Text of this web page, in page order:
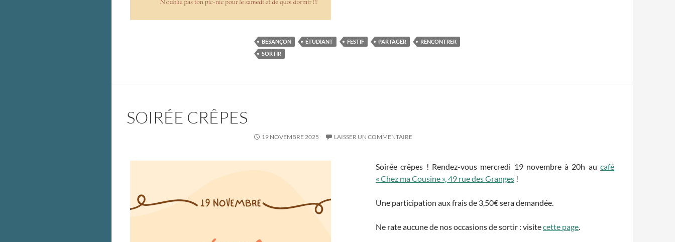
BESANÇON ÉTUDIANT FESTIF PARTAGER
RENCONTRER
SORTIR
SOIRÉE CRÊPES
19 NOVEMBRE 2025 LAISSER UN COMMENTAIRE
Soirée crêpes ! Rendez-vous mercredi 19 novembre à 20h au café
« Chez ma Cousine », 49 rue des Granges !
Une participation aux frais de 3,50€ sera demandée.
Ne rate aucune de nos occasions de sortir : visitecette page.